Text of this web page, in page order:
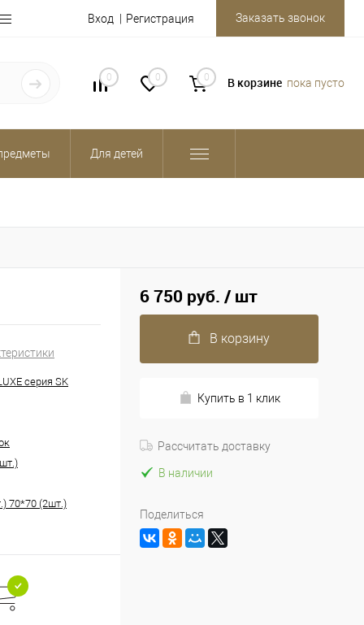
Вход Регистрация Заказать звонок
0 0 0 В корзине пока пусто
Для детей
серия SK
70*70 (2шт.)
6 750 руб. / шт
В корзину
Купить в 1 клик
Рассчитать доставку
В наличии
Поделиться